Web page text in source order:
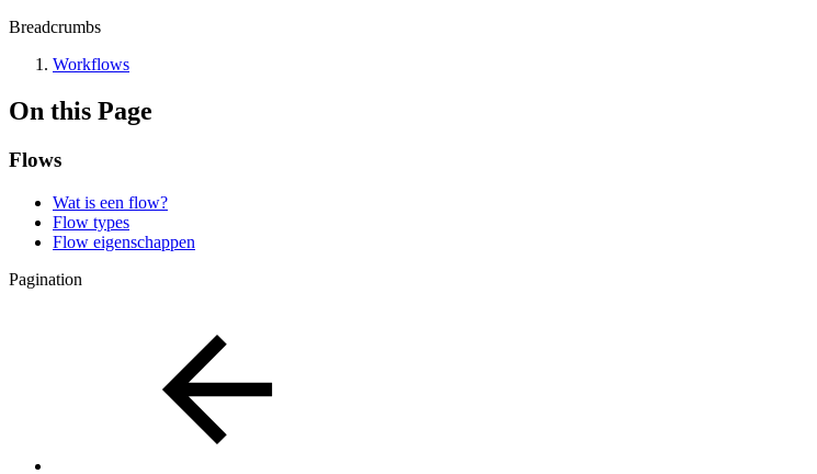
Breadcrumbs
Workflows
On this Page
Flows
Wat is een flow?
Flow types
Flow eigenschappen
Pagination